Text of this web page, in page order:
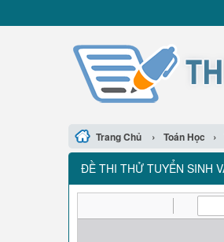
Trang Chủ › Toán Học ›
ĐỀ THI THỬ TUYỂN SINH